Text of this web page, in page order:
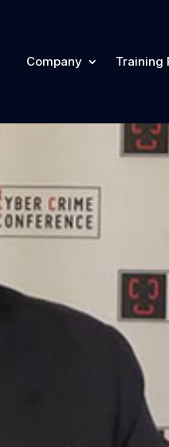
Company Training